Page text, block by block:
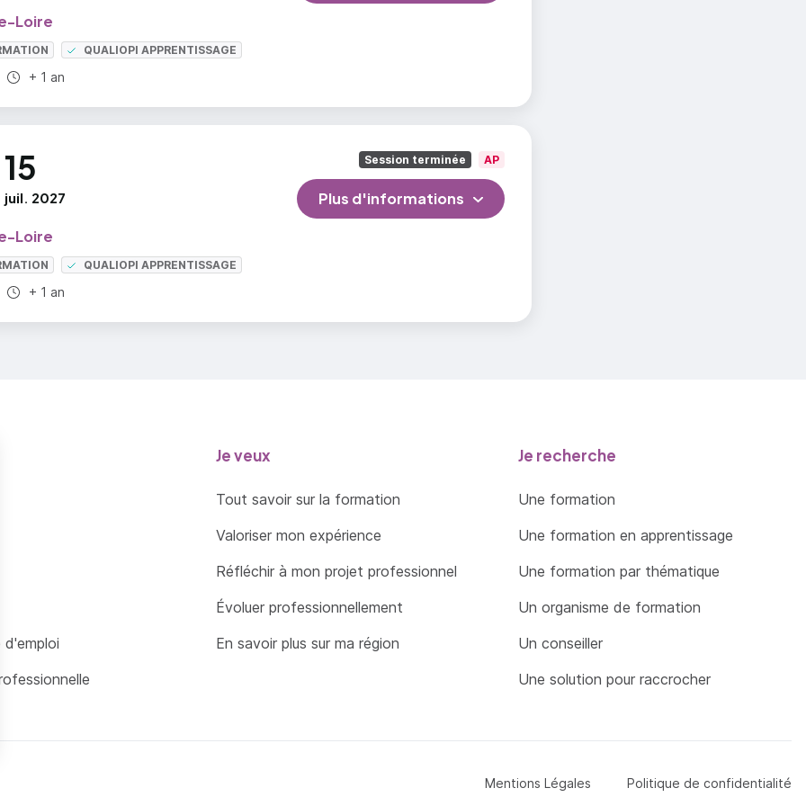
Loire
QUALIOPI APPRENTISSAGE
Durée totale :
+ 1 an
15
juil. 2027
Loire
QUALIOPI APPRENTISSAGE
Durée totale :
+ 1 an
Session terminée AP
Plus d'informations
d'emploi
Je veux
Tout savoir sur la formation
Valoriser mon expérience
Réfléchir à mon projet professionnel
Évoluer professionnellement
En savoir plus sur ma région
Je recherche
Une formation
Une formation en apprentissage
Une formation par thématique
Un organisme de formation
Un conseiller
Une solution pour raccrocher
Menu Pied de page
Mentions Légales Politique de confidentialité